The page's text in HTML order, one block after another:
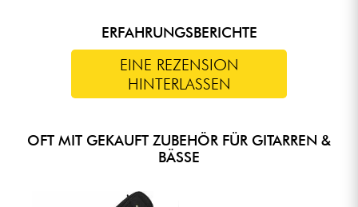
ERFAHRUNGSBERICHTE
EINE REZENSION
HINTERLASSEN
OFT MIT GEKAUFT ZUBEHÖR FÜR GITARREN &
BÄSSE